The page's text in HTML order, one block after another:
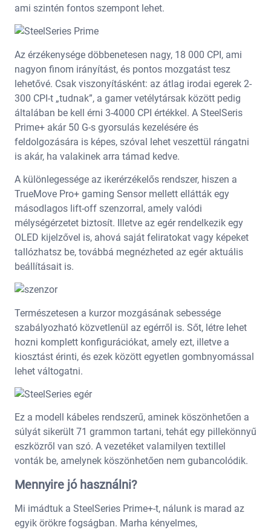
ami szintén fontos szempont lehet.
Az érzékenysége döbbenetesen nagy, 18 000 CPI, ami
nagyon finom irányítást, és pontos mozgatást tesz
lehetővé. Csak viszonyításként: az átlag irodai egerek 2-
300 CPI-t „tudnak”, a gamer vetélytársak között pedig
általában be kell érni 3-4000 CPI értékkel. A SteelSeris
Prime+ akár 50 G-s gyorsulás kezelésére és
feldolgozására is képes, szóval lehet veszettül rángatni
is akár, ha valakinek arra támad kedve.
A különlegessége az ikerérzékelős rendszer, hiszen a
TrueMove Pro+ gaming Sensor mellett ellátták egy
másodlagos lift-off szenzorral, amely valódi
mélységérzetet biztosít. Illetve az egér rendelkezik egy
OLED kijelzővel is, ahová saját feliratokat vagy képeket
tallózhatsz be, továbbá megnézheted az egér aktuális
beállításait is.
Természetesen a kurzor mozgásának sebessége
szabályozható közvetlenül az egérről is. Sőt, létre lehet
hozni komplett konfigurációkat, amely ezt, illetve a
kiosztást érinti, és ezek között egyetlen gombnyomással
lehet váltogatni.
Ez a modell kábeles rendszerű, aminek köszönhetően a
súlyát sikerült 71 grammon tartani, tehát egy pillekönnyű
eszközről van szó. A vezetéket valamilyen textillel
vonták be, amelynek köszönhetően nem gubancolódik.
Mennyire jó használni?
Mi imádtuk a SteelSeries Prime+-t, nálunk is marad az
egyik örökre fogságban. Marha kényelmes,